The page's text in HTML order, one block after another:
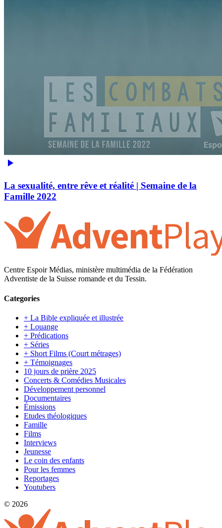
La sexualité, entre rêve et réalité | Semaine de la
Famille 2022
Centre Espoir Médias, ministère multimédia de la Fédération
Adventiste de la Suisse romande et du Tessin.
Categories
+ La Bible expliquée et illustrée
+ Louange
+ Prédications
+ Séries
+ Short Films (Court métrages)
+ Témoignages
10 jours de prière 2025
Concerts & Comédies Musicales
Développement personnel
Documentaires
Émissions
Etudes théologiques
Famille
Films
Interviews
Jeunesse
Le coin des enfants
Pour les femmes
Reportages
Youtubers
© 2026